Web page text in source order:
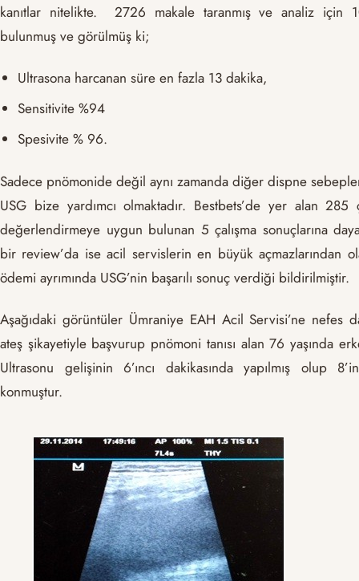
kanıtlar nitelikte. 2726 makale taranmış ve analiz için
bulunmuş ve görülmüş ki;
Ultrasona harcanan süre en fazla 13 dakika,
Sensitivite %94
Spesivite % 96.
Sadece pnömonide değil aynı zamanda diğer dispne
USG bize yardımcı olmaktadır. Bestbets’de yer alan 285
değerlendirmeye uygun bulunan 5 çalışma sonuçlarına
bir review’da ise acil servislerin en büyük açmazlarından
ödemi ayrımında USG’nin başarılı sonuç verdiği bildirilmiştir.
Aşağıdaki görüntüler Ümraniye EAH Acil Servisi’ne nefes
ateş şikayetiyle başvurup pnömoni tanısı alan 76 yaşında
Ultrasonu gelişinin 6’ıncı dakikasında yapılmış olup
konmuştur.